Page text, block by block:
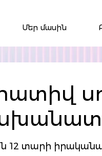
Մեր մասին
12 տարի